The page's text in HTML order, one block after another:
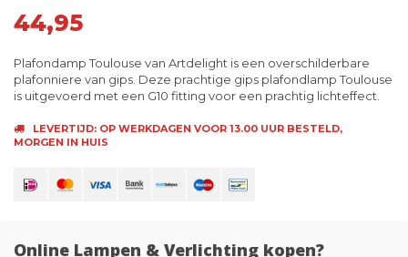
44,95
Plafondamp Toulouse van Artdelight is een overschilderbare
plafonniere van gips. Deze prachtige gips plafondlamp Toulouse
is uitgevoerd met een G10 fitting voor een prachtig lichteffect.
LEVERTIJD: OP WERKDAGEN VOOR 13.00 UUR BESTELD,
MORGEN IN HUIS
Online Lampen & Verlichting kopen?